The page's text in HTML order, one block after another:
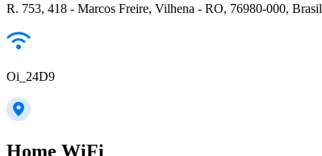
R. 753, 418 - Marcos Freire, Vilhena - RO, 76980-000, Brasil
Oi_24D9
Home WiFi